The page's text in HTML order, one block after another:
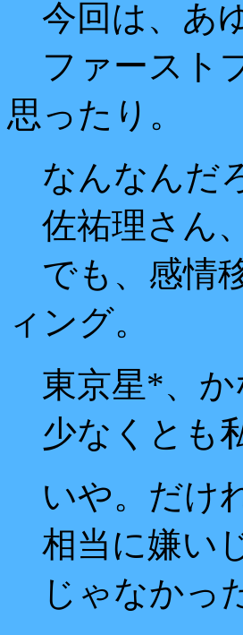
今回は、あ
ファースト
思ったり。
なんなんだ
佐祐理さん
でも、感情
ィング。
東京星*、か
少なくとも
いや。だけ
相当に嫌い
じゃなかっ